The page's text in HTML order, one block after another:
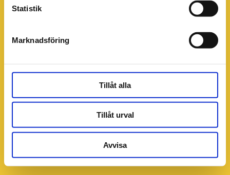
Statistik
Marknadsföring
Tillåt alla
Tillåt urval
Avvisa